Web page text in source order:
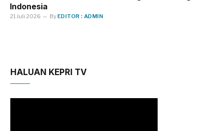
Indonesia
21 Juli 2026 ByEDITOR : ADMIN
HALUAN KEPRI TV